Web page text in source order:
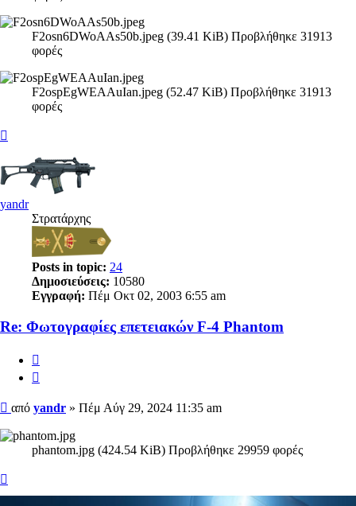
F2osn6DWoAAs50b.jpeg (39.41 KiB) Προβλήθηκε 31913
φορές
F2ospEgWEAAuIan.jpeg (52.47 KiB) Προβλήθηκε 31913
φορές
yandr
Στρατάρχης
Posts in topic: 24
Δημοσιεύσεις: 10580
Εγγραφή: Πέμ Οκτ 02, 2003 6:55 am
Re: Φωτογραφίες επετειακών F-4 Phantom
Δημοσίευση
από yandr » Πέμ Αύγ 29, 2024 11:35 am
phantom.jpg (424.54 KiB) Προβλήθηκε 29959 φορές